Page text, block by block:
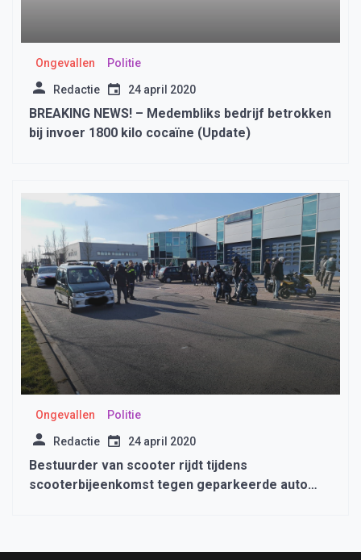
Ongevallen Politie
Redactie 24 april 2020
BREAKING NEWS! – Medembliks bedrijf betrokken
bij invoer 1800 kilo cocaïne (Update)
Ongevallen Politie
Redactie 24 april 2020
Bestuurder van scooter rijdt tijdens
scooterbijeenkomst tegen geparkeerde auto